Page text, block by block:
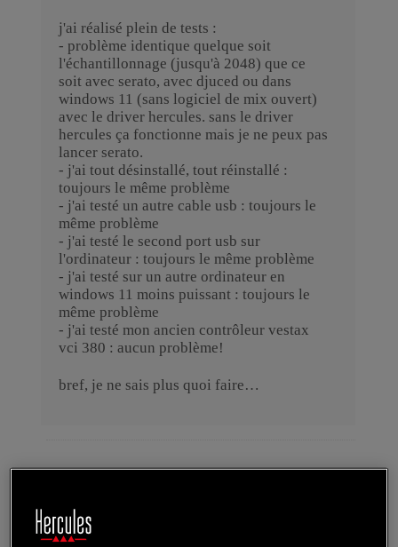
j'ai réalisé plein de tests :
- problème identique quelque soit
l'échantillonnage (jusqu'à 2048) que ce
soit avec serato, avec djuced ou dans
windows 11 (sans logiciel de mix ouvert)
avec le driver hercules. sans le driver
hercules ça fonctionne mais je ne peux pas
lancer serato.
- j'ai tout désinstallé, tout réinstallé :
toujours le même problème
- j'ai testé un autre cable usb : toujours le
même problème
- j'ai testé le second port usb sur
l'ordinateur : toujours le même problème
- j'ai testé sur un autre ordinateur en
windows 11 moins puissant : toujours le
même problème
- j'ai testé mon ancien contrôleur vestax
vci 380 : aucun problème!
bref, je ne sais plus quoi faire…
-
a
t
-
o
g
-
é
c
m
r
q
v
r
s
v
r
s
U
B
:
V
r
s